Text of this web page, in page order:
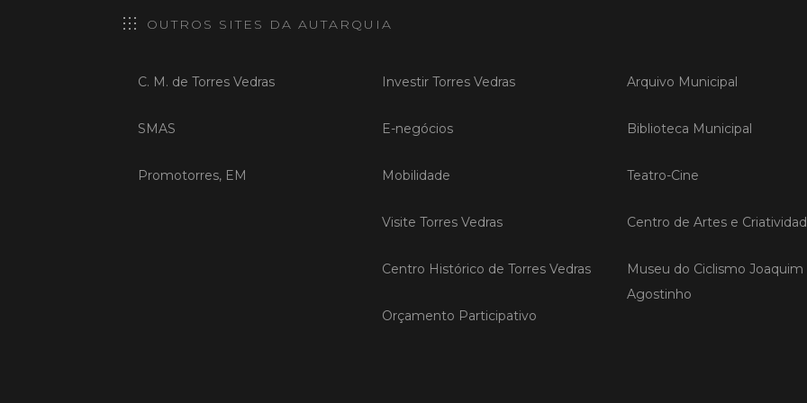
Vedras
OUTROS SITES DA AUTARQUIA
C. M. de Torres Vedras
SMAS
Promotorres, EM
Investir Torres Vedras
E-negócios
Mobilidade
Visite Torres Vedras
Centro Histórico de Torres Vedras
Orçamento Participativo
Arquivo Municipal
Biblioteca Municipal
Teatro-Cine
Centro de Artes e
Museu do Ciclismo Joaquim
Agostinho